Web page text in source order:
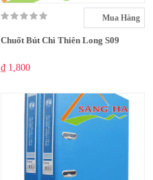
Mua Hàng
Chuốt Bút Chì Thiên Long S09
₫ 1,800